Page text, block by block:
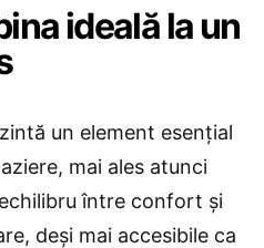
ideală la un
un element esențial
mai ales atunci
între confort și
deși mai accesibile ca